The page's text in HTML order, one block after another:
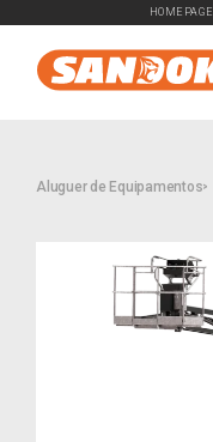
HOMEPAGE
Aluguer de Equipamentos